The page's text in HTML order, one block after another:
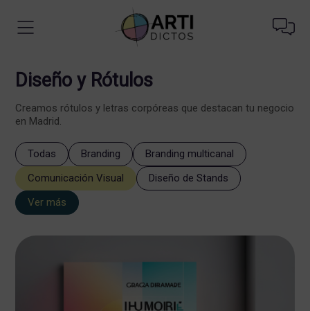
Diseño y Rótulos
Creamos rótulos y letras corpóreas que destacan tu negocio
en Madrid.
Todas Branding
Branding multicanal
Comunicación Visual
Diseño de Stands
Ver más